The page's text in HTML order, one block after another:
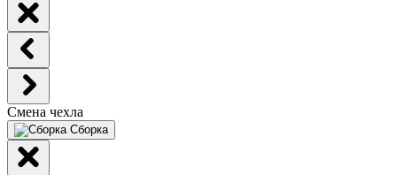
Смена чехла
Сборка